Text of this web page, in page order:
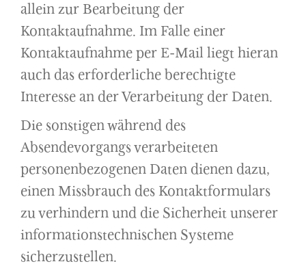
allein zur Bearbeitung der
Kontaktaufnahme. Im Falle einer
Kontaktaufnahme per E-Mail liegt hieran
auch das erforderliche berechtigte
Interesse an der Verarbeitung der Daten.
Die sonstigen während des
Absendevorgangs verarbeiteten
personenbezogenen Daten dienen dazu,
einen Missbrauch des Kontaktformulars
zu verhindern und die Sicherheit unserer
informationstechnischen Systeme
sicherzustellen.